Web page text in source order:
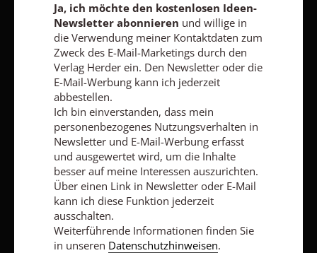
Vertrag widerrufen Abo online kündigen
Nach oben
Ja, ich möchte den kostenlosen Ideen-
Newsletter abonnieren und willige in
die Verwendung meiner Kontaktdaten zum
Zweck des E-Mail-Marketings durch den
Verlag Herder ein. Den Newsletter oder die
E-Mail-Werbung kann ich jederzeit
abbestellen.
Ich bin einverstanden, dass mein
personenbezogenes Nutzungsverhalten in
Newsletter und E-Mail-Werbung erfasst
und ausgewertet wird, um die Inhalte
besser auf meine Interessen auszurichten.
Über einen Link in Newsletter oder E-Mail
kann ich diese Funktion jederzeit
ausschalten.
Weiterführende Informationen finden Sie
in unseren Datenschutzhinweisen.